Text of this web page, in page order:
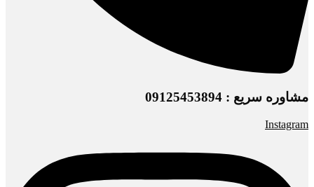
مشاوره سریع : 09125453894
Instagram